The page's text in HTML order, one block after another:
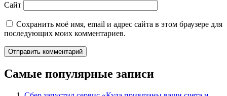
Сайт
Сохранить моё имя, email и адрес сайта в этом браузере для
последующих моих комментариев.
Самые популярные записи